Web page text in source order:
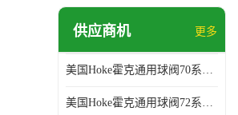
供应商机 更多
美国Hoke霍克通用球阀70系列球阀 部分库存 原厂拿货
美国Hoke霍克通用球阀72系列棒料球阀 部分库存 原厂拿货